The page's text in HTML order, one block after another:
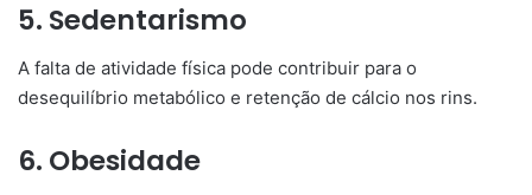
5. Sedentarismo
A falta de atividade física pode contribuir para o
desequilíbrio metabólico e retenção de cálcio nos rins.
6. Obesidade